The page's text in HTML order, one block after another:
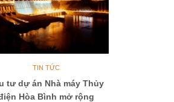
TIN TỨC
tư dự án Nhà máy Thủy
Hòa Bình mở rộng